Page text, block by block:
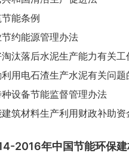
能条例
约能源管理办法
汰落后水泥生产能力有关工
用电石渣生产水泥有关问题
设备节能监督管理办法
筑材料生产利用财政补助
2016年中国节能环保